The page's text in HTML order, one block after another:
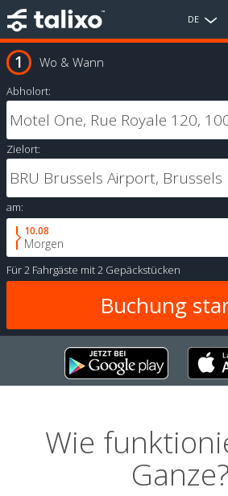
DE
Wo & Wann
Abholort:
Zielort:
am:
10.08
Morgen
Für2 Fahrgäste mit2 Gepäckstücken
Wie
Ganze?